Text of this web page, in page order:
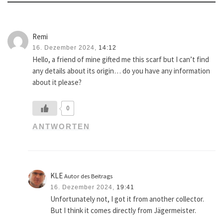
Remi
16. Dezember 2024, 14:12
Hello, a friend of mine gifted me this scarf but I can’t find
any details about its origin… do you have any information
about it please?
0
ANTWORTEN
KLEAutor des Beitrags
16. Dezember 2024, 19:41
Unfortunately not, I got it from another collector.
But I think it comes directly from Jägermeister.